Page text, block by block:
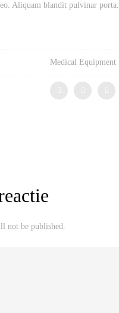
Aliquam blandit pulvinar porta.
Medical Equipment
not be published.